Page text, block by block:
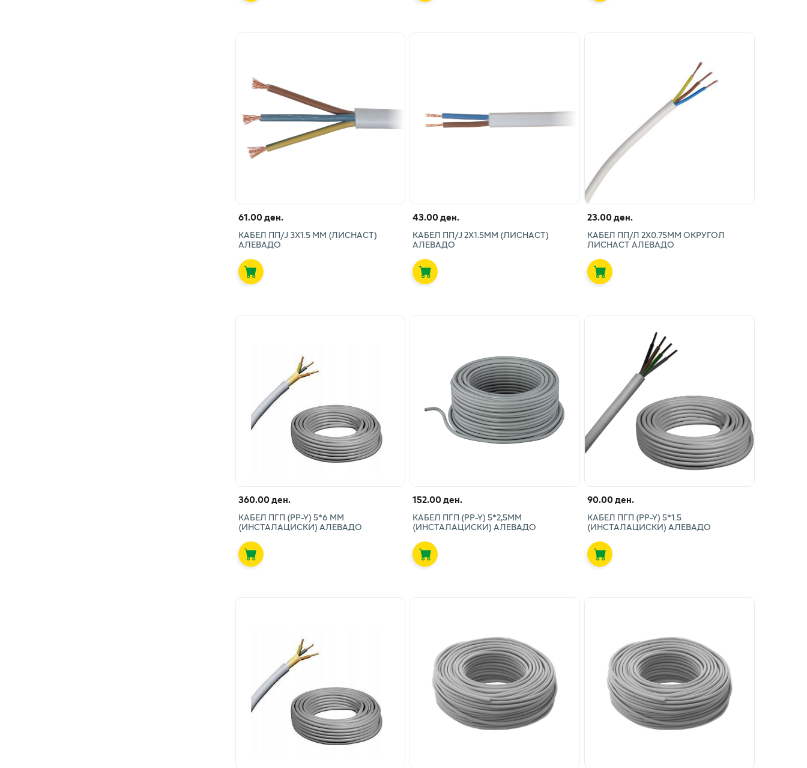
61.00 ден.
КАБЕЛ ПП/Ј 3X1.5 ММ (ЛИСНАСТ)
АЛЕВАДО
43.00 ден.
КАБЕЛ ПП/Ј 2X1.5ММ (ЛИСНАСТ)
АЛЕВАДО
23.00 ден.
КАБЕЛ ПП/Л 2X0.75ММ ОКРУГОЛ
ЛИСНАСТ АЛЕВАДО
360.00 ден.
КАБЕЛ ПГП (PP-Y) 5*6 ММ
(ИНСТАЛАЦИСКИ) АЛЕВАДО
152.00 ден.
КАБЕЛ ПГП (PP-Y) 5*2,5ММ
(ИНСТАЛАЦИСКИ) АЛЕВАДО
90.00 ден.
КАБЕЛ ПГП (PP-Y) 5*1.5
(ИНСТАЛАЦИСКИ) АЛЕВАДО